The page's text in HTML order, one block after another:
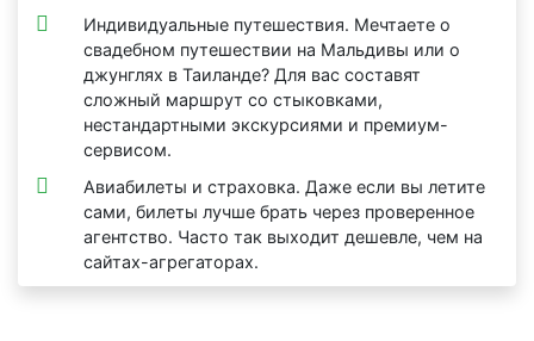
Индивидуальные путешествия. Мечтаете о
свадебном путешествии на Мальдивы или о
джунглях в Таиланде? Для вас составят
сложный маршрут со стыковками,
нестандартными экскурсиями и премиум-
сервисом.
Авиабилеты и страховка. Даже если вы летите
сами, билеты лучше брать через проверенное
агентство. Часто так выходит дешевле, чем на
сайтах-агрегаторах.